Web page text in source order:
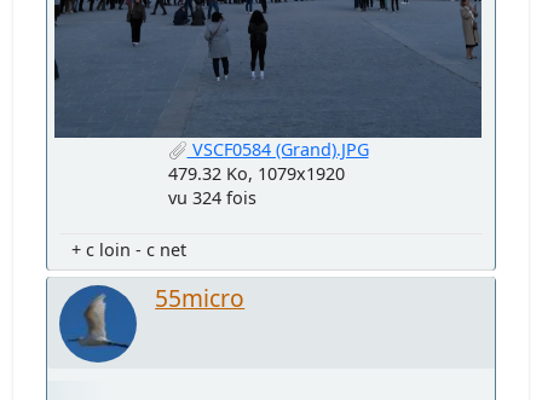
VSCF0584 (Grand).JPG
479.32 Ko, 1079x1920
vu 324 fois
+ c loin - c net
55micro